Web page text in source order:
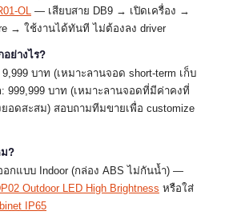
OL — เสียบสาย DB9 → เปิดเครื่อง →
→ ใช้งานได้ทันที ไม่ต้องลง driver
ย่างไร?
บาท (เหมาะลานจอด short-term เก็บ
บาท (เหมาะลานจอดที่มีค่าคงที่
อดสะสม) สอบถามทีมขายเพื่อ customize
?
กแบบ Indoor (กล่อง ABS ไม่กันน้ำ) —
Outdoor LED High Brightness หรือใส่
IP65